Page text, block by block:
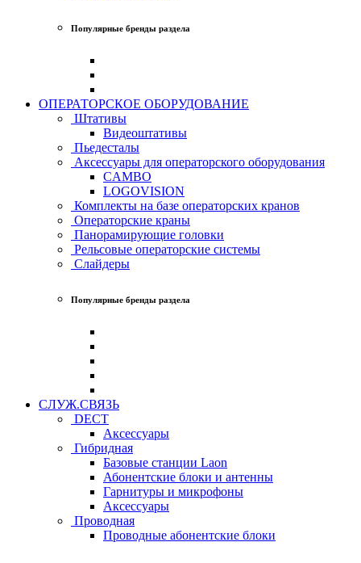
Популярные бренды раздела
ОПЕРАТОРСКОЕ ОБОРУДОВАНИЕ
Штативы
Видеоштативы
Пьедесталы
Аксессуары для операторского оборудования
CAMBO
LOGOVISION
Комплекты на базе операторских кранов
Операторские краны
Панорамирующие головки
Рельсовые операторские системы
Слайдеры
Популярные бренды раздела
СЛУЖ.СВЯЗЬ
DECT
Аксессуары
Гибридная
Базовые станции Laon
Абонентские блоки и антенны
Гарнитуры и микрофоны
Аксессуары
Проводная
Проводные абонентские блоки